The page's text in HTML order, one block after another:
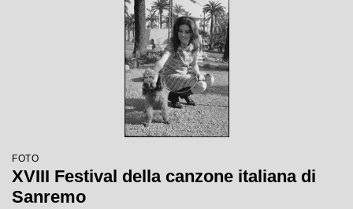
FOTO
XVIII Festival della canzone italiana di
Sanremo